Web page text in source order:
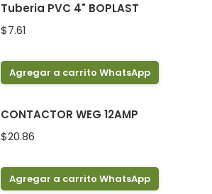
Tuberia PVC 4" BOPLAST
$7.61
Agregar a carrito WhatsApp
CONTACTOR WEG 12AMP
$20.86
Agregar a carrito WhatsApp